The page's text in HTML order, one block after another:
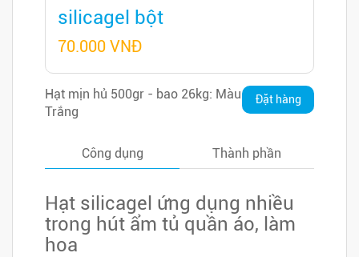
silicagel bột
70.000 VNĐ
Đặt hàng
Hạt mịn hủ 500gr - bao 26kg: Màu
Trắng
Công dụng Thành phần
Hạt silicagel ứng dụng nhiều
trong hút ẩm tủ quần áo, làm
hoa